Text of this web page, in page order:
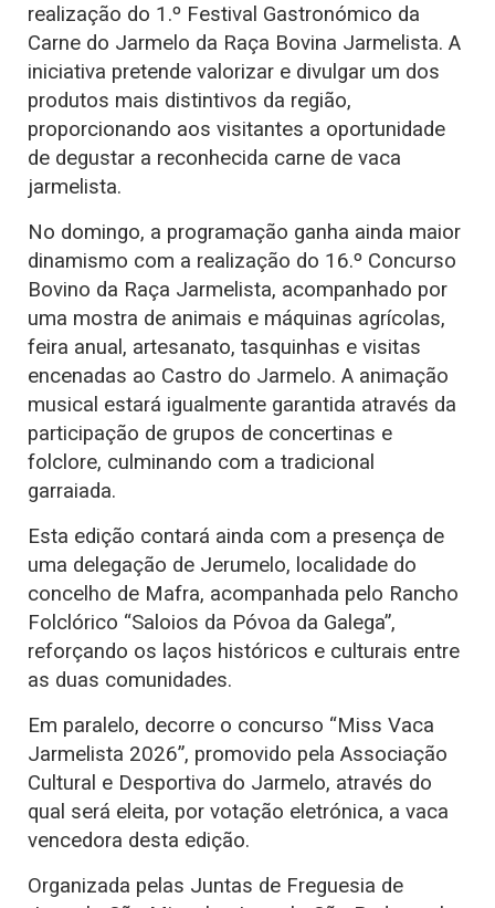
realização do 1.º Festival Gastronómico da
Carne do Jarmelo da Raça Bovina Jarmelista. A
iniciativa pretende valorizar e divulgar um dos
produtos mais distintivos da região,
proporcionando aos visitantes a oportunidade
de degustar a reconhecida carne de vaca
jarmelista.
No domingo, a programação ganha ainda maior
dinamismo com a realização do 16.º Concurso
Bovino da Raça Jarmelista, acompanhado por
uma mostra de animais e máquinas agrícolas,
feira anual, artesanato, tasquinhas e visitas
encenadas ao Castro do Jarmelo. A animação
musical estará igualmente garantida através da
participação de grupos de concertinas e
folclore, culminando com a tradicional
garraiada.
Esta edição contará ainda com a presença de
uma delegação de Jerumelo, localidade do
concelho de Mafra, acompanhada pelo Rancho
Folclórico “Saloios da Póvoa da Galega”,
reforçando os laços históricos e culturais entre
as duas comunidades.
Em paralelo, decorre o concurso “Miss Vaca
Jarmelista 2026”, promovido pela Associação
Cultural e Desportiva do Jarmelo, através do
qual será eleita, por votação eletrónica, a vaca
vencedora desta edição.
Organizada pelas Juntas de Freguesia de